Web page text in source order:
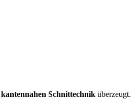
kantennahen Schnittechnik überzeugt.